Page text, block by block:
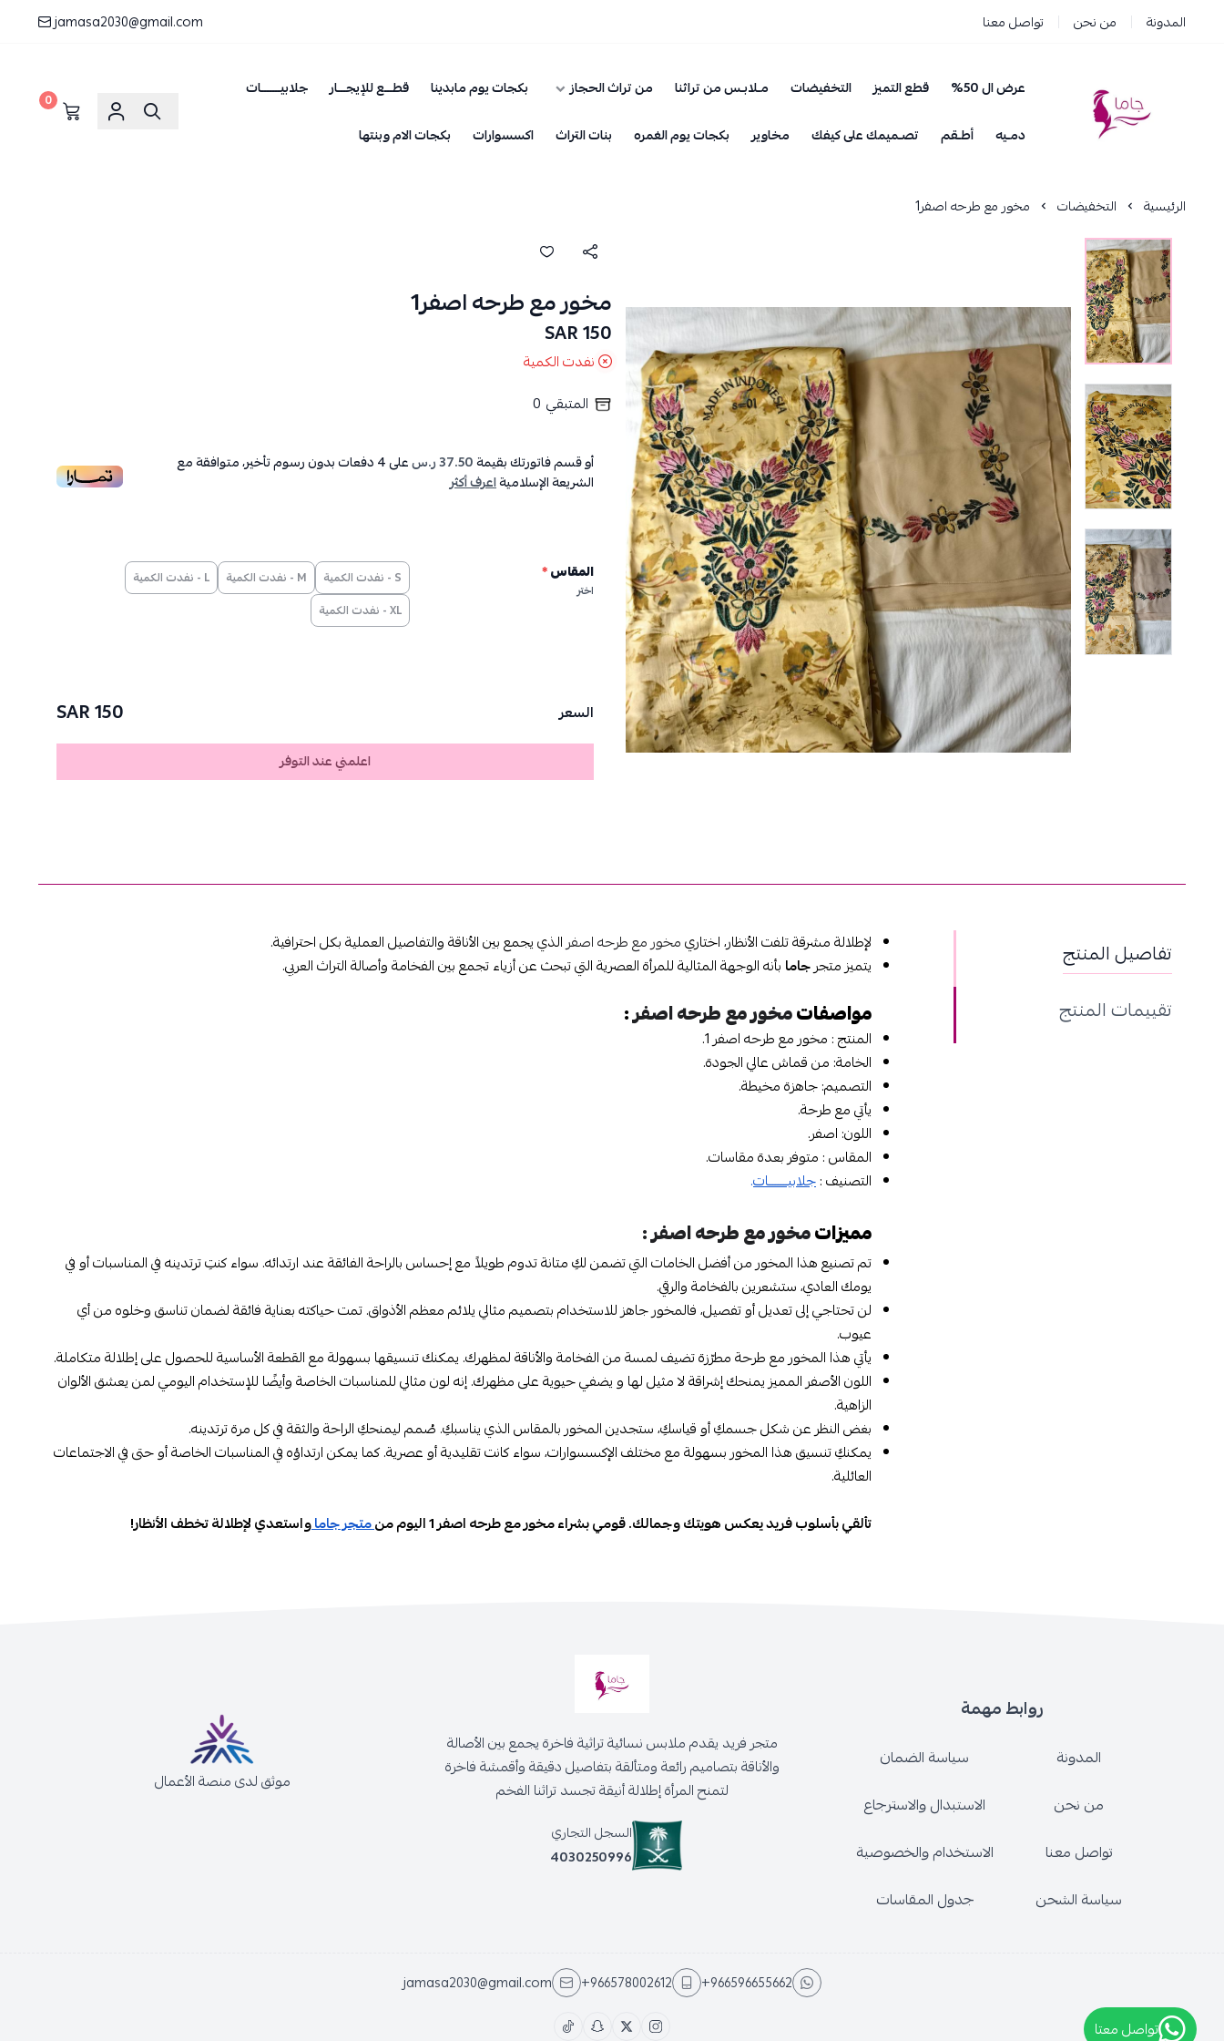
المدونة من نحن تواصل معنا jamasa2030@gmail.com
جاما _ JAMA
عرض ال 50% قطع التميز التخفيضات مـلابـس من تراثنا من تراث الحجاز بكجات يوم مابدينا قطـــع للإيجـــار
جلابيـــــــات
دمـيه
أطـقم تصـميمك على كيفك مخاوير بكجات يوم الغمره بنات التراث اكسسوارات بكجات الام وبنتها
0
الرئيسية التخفيضات مخور مع طرحه اصفر1
مخور مع طرحه اصفر1
150 SAR
نفدت الكمية
المتبقي 0
أو قسم فاتورتك بقيمة37.50 ر.س على4دفعات بدون رسوم تأخير، متوافقة مع
الشريعة الإسلاميةاعرف أكثر
المقاس*
اختر
S - نفدت الكمية M - نفدت الكمية
L - نفدت الكمية
XL - نفدت الكمية
السعر 150 SAR
اعلمني عند التوفر
تفاصيل المنتج
تقييمات المنتج
لإطلالة مشرقة تلفت الأنظار، اختاريمخور مع طرحه اصفرالذي يجمع بين الأناقة والتفاصيل العملية بكل احترافية.
يتميز متجرجاما بأنه الوجهة المثالية للمرأة العصرية التي تبحث عن أزياء تجمع بين الفخامة وأصالة التراث العربي.
مواصفاتمخور مع طرحه اصفر:
المنتج : مخور مع طرحه اصفر 1.
الخامة: من قماش عالي الجودة.
التصميم: جاهزة مخيطة.
يأتي مع طرحة.
اللون: اصفر.
المقاس : متوفر بعدة مقاسات.
التصنيف :جلابيـــــــات.
مميزاتمخور مع طرحه اصفر :
تم تصنيع هذا المخور من أفضل الخامات التي تضمن لكِ متانة تدوم طويلاً مع إحساس بالراحة الفائقة عند ارتدائه. سواء كنتِ ترتدينه في المناسبات أو في
يومك العادي، ستشعرين بالفخامة والرقي.
لن تحتاجي إلى تعديل أو تفصيل، فالمخور جاهز للاستخدام بتصميم مثالي يلائم معظم الأذواق. تمت حياكته بعناية فائقة لضمان تناسق وخلوه من أي
عيوب.
يأتي هذا المخور مع طرحة مطرّزة تضيف لمسة من الفخامة والأناقة لمظهرك. يمكنك تنسيقها بسهولة مع القطعة الأساسية للحصول على إطلالة متكاملة.
اللون الأصفر المميز يمنحك إشراقة لا مثيل لها و يضفي حيوية على مظهرك. إنه لون مثالي للمناسبات الخاصة وأيضًا للإستخدام اليومي لمن يعشق الألوان
الزاهية.
بغض النظر عن شكل جسمكِ أو قياسكِ، ستجدين المخور بالمقاس الذي يناسبكِ. صُمم ليمنحكِ الراحة والثقة في كل مرة ترتدينه.
يمكنكِ تنسيق هذا المخور بسهولة مع مختلف الإكسسوارات، سواء كانت تقليدية أو عصرية. كما يمكن ارتداؤه في المناسبات الخاصة أو حتى في الاجتماعات
العائلية.
تألقي بأسلوب فريد يعكس هويتك وجمالك. قومي بشراء مخور مع طرحه اصفر 1 اليوم من
متجر جاماواستعدي لإطلالة تخطف الأنظار!
روابط مهمة
المدونة
من نحن
تواصل معنا
سياسة الشحن
سياسة الضمان
الاستبدال والاسترجاع
الاستخدام والخصوصية
جدول المقاسات
متجر فريد يقدم ملابس نسائية تراثية فاخرة يجمع بين الأصالة
والأناقة بتصاميم رائعة ومتألقة بتفاصيل دقيقة وأقمشة فاخرة
لتمنح المرأة إطلالة أنيقة تجسد تراثنا الفخم
السجل التجاري
4030250996
موثق لدى منصة الأعمال
+966596655662
+966578002612
jamasa2030@gmail.com
تواصل معتا